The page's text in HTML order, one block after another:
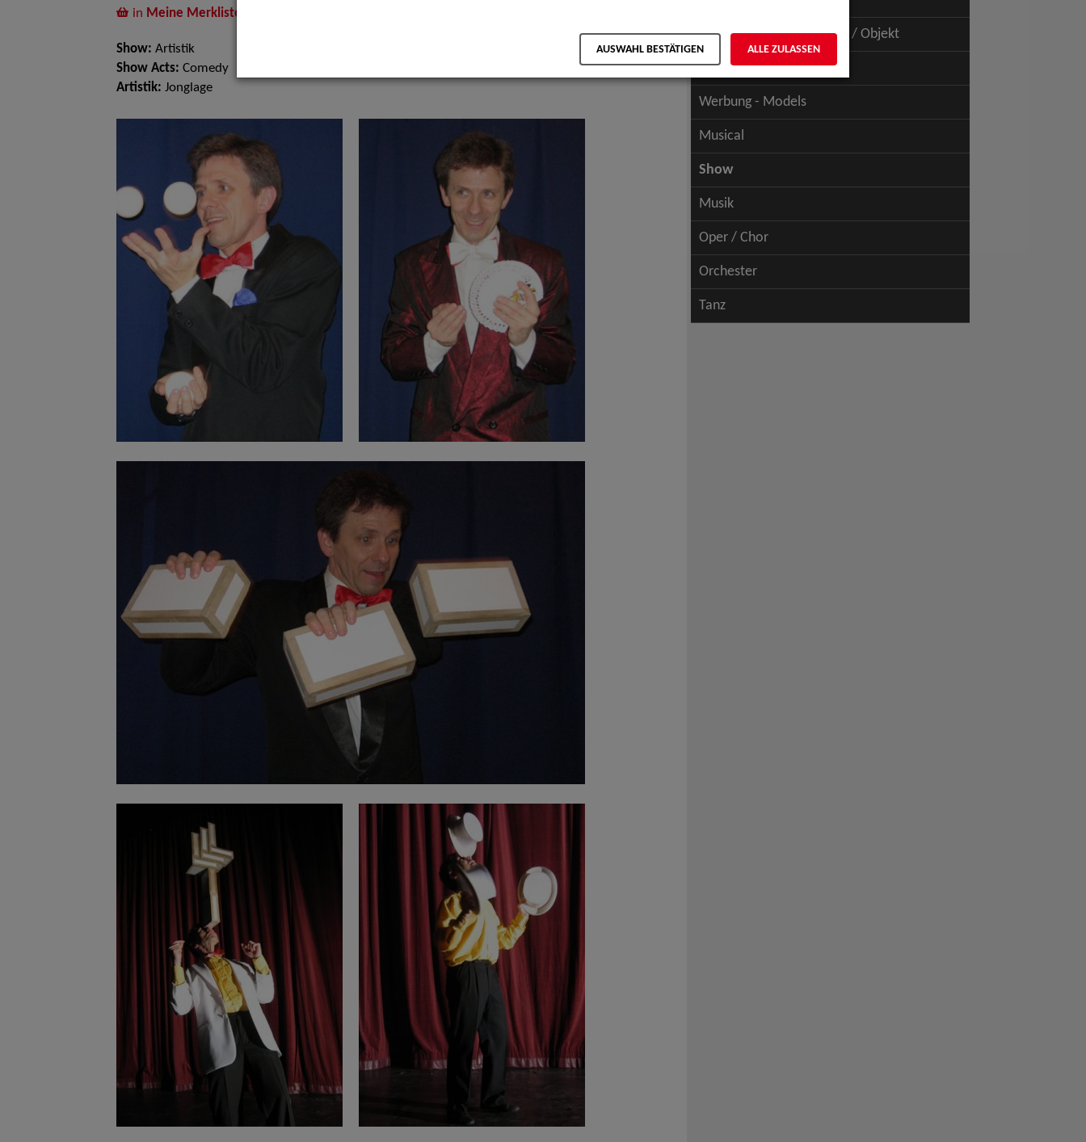
in Meine Merkliste
Show: Artistik
Show Acts: Comedy
Artistik: Jonglage
Schauspiel - Figur / Puppe / Objekt
Werbung - Talents
Werbung - Models
Musical
Show
Musik
Oper / Chor
Orchester
Tanz
AUSWAHL BESTÄTIGEN ALLE ZULASSEN